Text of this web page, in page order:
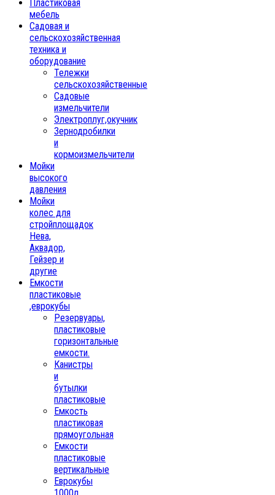
Пластиковая
мебель
Садовая и
сельскохозяйственная
техника и
оборудование
Тележки
сельскохозяйственные
Садовые
измельчители
Электроплуг,окучник
Зернодробилки
и
кормоизмельчители
Мойки
высокого
давления
Мойки
колес для
стройплощадок
Нева,
Аквадор,
Гейзер и
другие
Емкости
пластиковые
,еврокубы
Резервуары,
пластиковые
горизонтальные
емкости.
Канистры
и
бутылки
пластиковые
Емкость
пластиковая
прямоугольная
Емкости
пластиковые
вертикальные
Еврокубы